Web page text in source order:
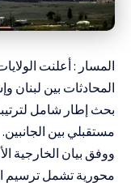
المسار : أعلنت
بحث إطار شامل
مستقبلي بين الجانبين.
ووفق بيان الخارجية
محورية تشمل ترسيم